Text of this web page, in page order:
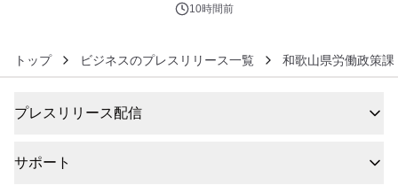
ズ（XL・2XL・3XL）を先行販売中
10時間前
トップ ビジネスのプレスリリース一覧 和歌山県労働政策課
プレスリリース配信
サポート